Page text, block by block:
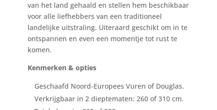
van het land gehaald en stellen hem beschikbaar
voor alle liefhebbers van een traditioneel
landelijke uitstraling. Uiteraard geschikt om in te
ontspannen en even een momentje tot rust te
komen.
Kenmerken & opties
Geschaafd Noord-Europees Vuren of Douglas.
Verkrijgbaar in 2 dieptematen: 260 of 310 cm.